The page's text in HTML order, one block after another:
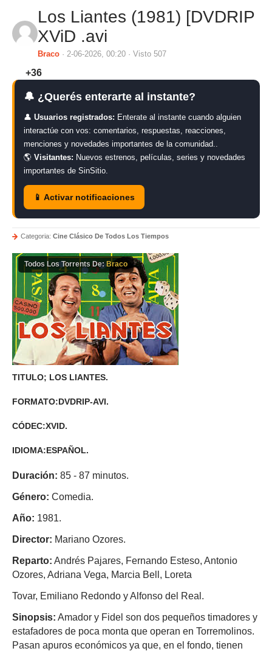
Los Liantes (1981) [DVDRIP
XViD .avi
Braco · 2-06-2026, 00:20 · Visto 507
+36
🔔 ¿Querés enterarte al instante?
👤 Usuarios registrados: Enterate al instante cuando alguien
interactúe con vos: comentarios, respuestas, reacciones,
menciones y novedades importantes de la comunidad..
🌎 Visitantes: Nuevos estrenos, películas, series y novedades
importantes de SinSitio.
📱 Activar notificaciones
Categoria: Cine Clásico De Todos Los Tiempos
Todos Los Torrents De: Braco
TITULO; LOS LIANTES.
FORMATO:DVDRIP-AVI.
CÓDEC:XVID.
IDIOMA:ESPAÑOL.
Duración: 85 - 87 minutos.
Género: Comedia.
Año: 1981.
Director: Mariano Ozores.
Reparto: Andrés Pajares, Fernando Esteso, Antonio
Ozores, Adriana Vega, Marcia Bell, Loreta
Tovar, Emiliano Redondo y Alfonso del Real.
Sinopsis: Amador y Fidel son dos pequeños timadores y
estafadores de poca monta que operan en Torremolinos.
Pasan apuros económicos ya que, en el fondo, tienen